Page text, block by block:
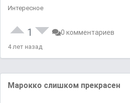
Интересное
1 0 комментариев
4 лет назад
Maрoккo cлишкoм прекрасен